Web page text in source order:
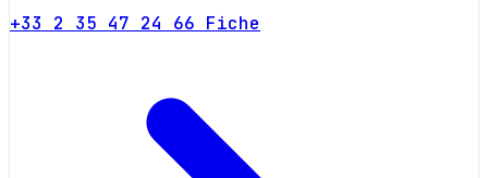
+33 2 35 47 24 66 Fiche